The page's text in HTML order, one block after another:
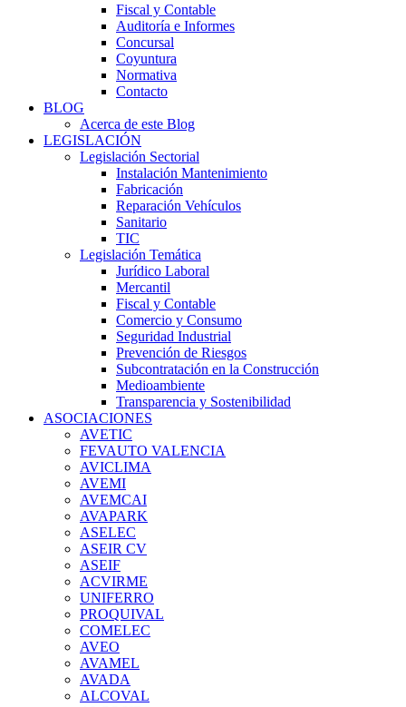
Fiscal y Contable
Auditoría e Informes
Concursal
Coyuntura
Normativa
Contacto
BLOG
Acerca de este Blog
LEGISLACIÓN
Legislación Sectorial
Instalación Mantenimiento
Fabricación
Reparación Vehículos
Sanitario
TIC
Legislación Temática
Jurídico Laboral
Mercantil
Fiscal y Contable
Comercio y Consumo
Seguridad Industrial
Prevención de Riesgos
Subcontratación en la Construcción
Medioambiente
Transparencia y Sostenibilidad
ASOCIACIONES
AVETIC
FEVAUTO VALENCIA
AVICLIMA
AVEMI
AVEMCAI
AVAPARK
ASELEC
ASEIR CV
ASEIF
ACVIRME
UNIFERRO
PROQUIVAL
COMELEC
AVEO
AVAMEL
AVADA
ALCOVAL